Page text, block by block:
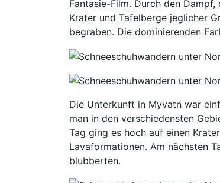
Fantasie-Film. Durch den
Krater und Tafelberge jeglicher
begraben. Die dominierenden
Die Unterkunft in Myvatn war
man in den verschiedensten
Tag ging es hoch auf einen
Lavaformationen. Am nächsten
blubberten.